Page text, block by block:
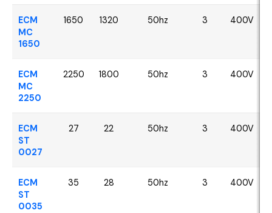
ECM
MC
1650
1650 1320 50hz 3 400V
ECM
MC
2250
2250 1800 50hz 3 400V
ECM
ST
0027
27 22 50hz 3 400V
ECM
ST
0035
35 28 50hz 3 400V